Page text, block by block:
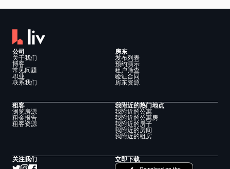
公司
关于我们
博客
常见问题
职业
联系我们
房东
发布列表
预约演示
租户筛查
验证合同
房东资源
租客
浏览房源
租金报告
租客资源
我附近的热门地点
我附近的公寓
我附近的公寓房
我附近的房子
我附近的房间
我附近的租房
关注我们 立即下载